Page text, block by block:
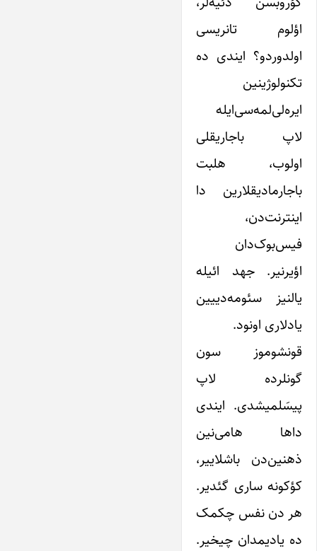
اؤلوم تانریسی
اولدوردو؟ ایندی ده
تکنولوژینین
ایره‌لی‌لمه‌سی‌ایله
لاپ باجاریقلی
اولوب، هلبت
باجارمادیقلارین دا
اینترنت‌دن،
فیس‌بوک‌دان
اؤیرنیر. جهد ائیله
یالنیز سئومه‌دییین
یادلاری اونود.
قونشوموز سون
گونلرده لاپ
پیسَلمیشدی. ایندی
داها هامی‌نین
ذهنین‌دن باشلاییر،
کؤکونه ساری گئدیر.
هر دن نفس چکمک
ده یادیمدان چیخیر.